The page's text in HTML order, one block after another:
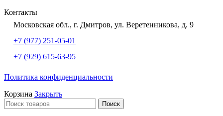
Контакты
Московская обл., г. Дмитров, ул. Веретенникова, д. 9
+7 (977) 251-05-01
+7 (929) 615-63-95
Политика конфиденциальности
Корзина Закрыть
Поиск